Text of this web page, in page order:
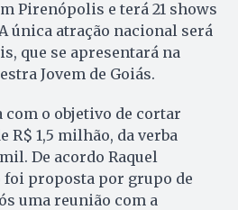
Pirenópolis e terá 21 shows
única atração nacional será
que se apresentará na
Jovem de Goiás.
com o objetivo de cortar
R$ 1,5 milhão, da verba
De acordo Raquel
foi proposta por grupo de
uma reunião com a